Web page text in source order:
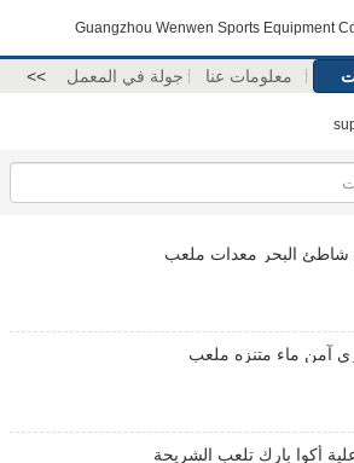
Guangzhou Wenwen Sports Equipment
معلومات عنا جولة في المعمل >>
شاطئ البحر معدات ملعب
آمن ماء متنزه ملعب
أكوا بارك تلعب الشريحة